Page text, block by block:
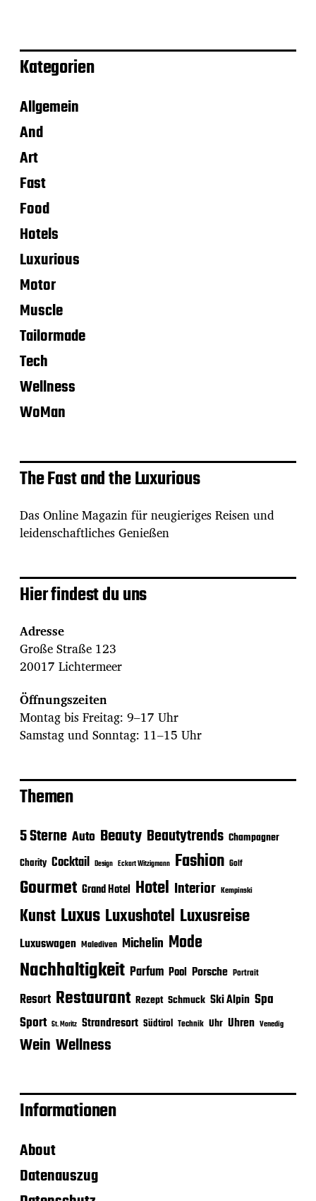
Kategorien
Allgemein
And
Art
Fast
Food
Hotels
Luxurious
Motor
Muscle
Tailormade
Tech
Wellness
WoMan
The Fast and the Luxurious
Das Online Magazin für neugieriges Reisen und
leidenschaftliches Genießen
Hier findest du uns
Adresse
Große Straße 123
20017 Lichtermeer
Öffnungszeiten
Montag bis Freitag: 9–17 Uhr
Samstag und Sonntag: 11–15 Uhr
Themen
5 Sterne Auto Beauty Beautytrends Champagner
Charity Cocktail Design Eckart Witzigmann Fashion Golf
Gourmet Grand Hotel Hotel Interior Kempinski
Kunst Luxus Luxushotel Luxusreise
Luxuswagen Malediven Michelin Mode
Nachhaltigkeit Parfum Pool Porsche Portrait
Resort Restaurant Rezept Schmuck Ski Alpin Spa
Sport St. Moritz Strandresort Südtirol Technik Uhr Uhren Venedig
Wein Wellness
Informationen
About
Datenauszug